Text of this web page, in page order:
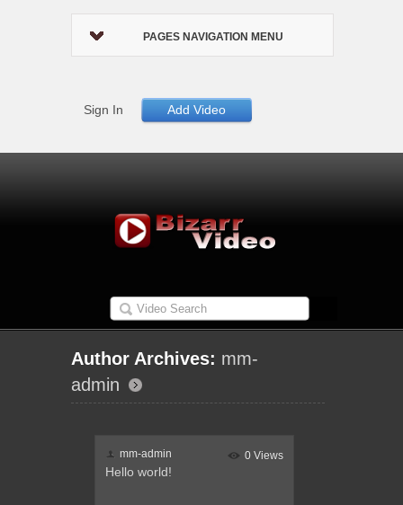
PAGES NAVIGATION MENU
Sign In Add Video
Author Archives: mm-
admin
mm-admin 0 Views
Hello world!